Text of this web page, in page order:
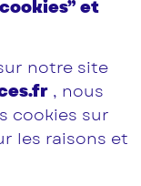
et
notre site
, nous
cookies sur
les raisons et